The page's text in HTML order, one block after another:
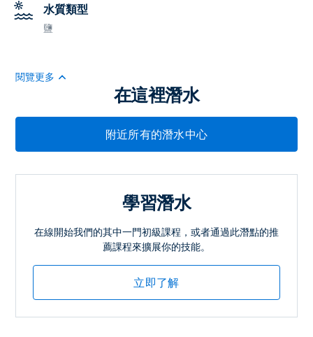
水質類型
鹽
閱覽更多
在這裡潛水
附近所有的潛水中心
學習潛水
在線開始我們的其中一門初級課程，或者通過此潛點的推
薦課程來擴展你的技能。
立即了解